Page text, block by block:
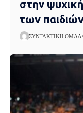
στην
των
ΣΥΝΤΑΚΤΙΚΉ